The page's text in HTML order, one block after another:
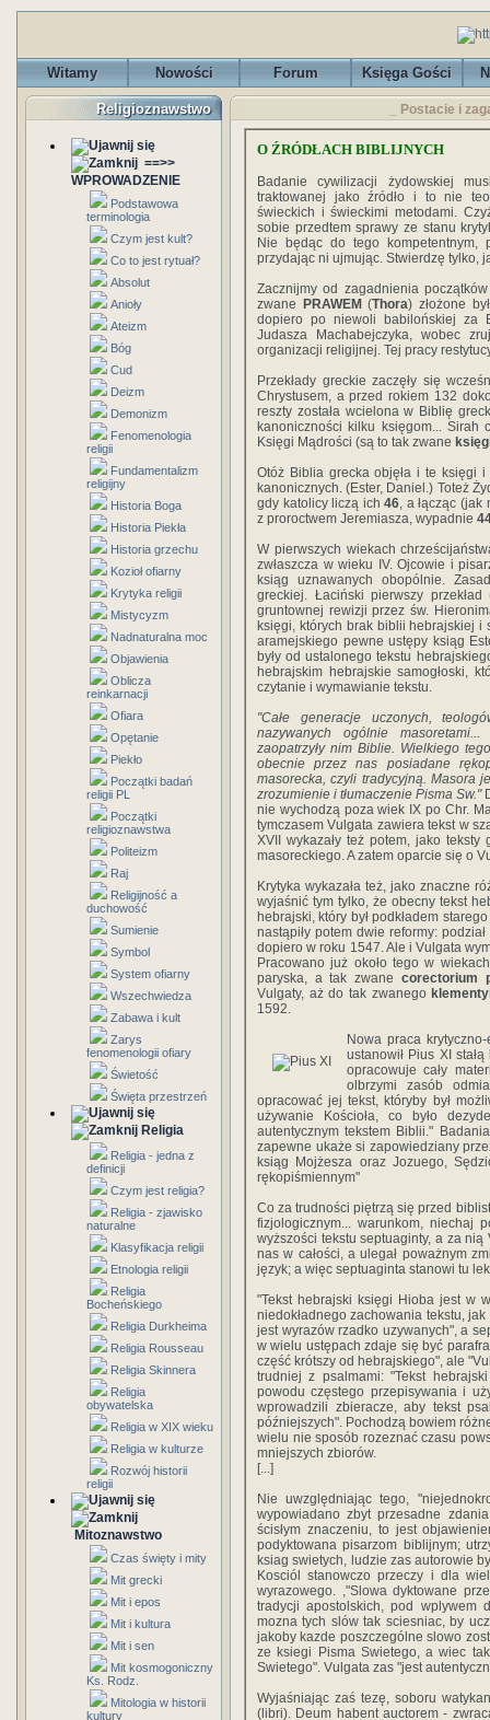
Witamy Nowości Forum Księga Gości
Religioznawstwo
==>>
WPROWADZENIE
Podstawowa
terminologia
Czym jest kult?
Co to jest rytuał?
Absolut
Anioły
Ateizm
Bóg
Cud
Deizm
Demonizm
Fenomenologia
religii
Fundamentalizm
religijny
Historia Boga
Historia Piekła
Historia grzechu
Kozioł ofiarny
Krytyka religii
Mistycyzm
Nadnaturalna moc
Objawienia
Oblicza
reinkarnacji
Ofiara
Opętanie
Piekło
Początki badań
religii PL
Początki
religioznawstwa
Politeizm
Raj
Religijność a
duchowość
Sumienie
Symbol
System ofiarny
Wszechwiedza
Zabawa i kult
Zarys
fenomenologii ofiary
Świetość
Święta przestrzeń
Religia
Religia - jedna z
definicji
Czym jest religia?
Religia - zjawisko
naturalne
Klasyfikacja religii
Etnologia religii
Religia
Bocheńskiego
Religia Durkheima
Religia Rousseau
Religia Skinnera
Religia
obywatelska
Religia w XIX wieku
Religia w kulturze
Rozwój historii
religii
Mitoznawstwo
Czas święty i mity
Mit grecki
Mit i epos
Mit i kultura
Mit i sen
Mit kosmogoniczny
Ks. Rodz.
Mitologia w historii
kultury
_ Postacie i
O ŹRÓDŁACH BIBLIJNYCH
Badanie cywilizacji żydowskiej
traktowanej jako źródło i to nie
świeckich i świeckimi metodami.
sobie przedtem sprawy ze stanu
Nie będąc do tego kompetentnym,
przydając ni ujmując. Stwierdzę tylko,
Zacznijmy od zagadnienia
zwane
PRAWEM (Thora) złożone
dopiero po niewoli babilońskiej za
Judasza Machabejczyka, wobec
organizacji religijnej. Tej pracy
Przekłady greckie zaczęły się
Chrystusem, a przed rokiem 132
reszty została wcielona w Biblię
kanoniczności kilku księgom... Sirah
Księgi Mądrości (są to tak zwane
Otóż Biblia grecka objęła i te księgi
kanonicznych. (Ester, Daniel.) Toteż
gdy katolicy liczą ich46, a łącząc
z proroctwem Jeremiasza, wypadnie
W pierwszych wiekach
zwłaszcza w wieku IV. Ojcowie i
ksiąg uznawanych obopólnie.
greckiej. Łaciński pierwszy
gruntownej rewizji przez św.
księgi, których brak biblii hebrajskiej i
aramejskiego pewne ustępy ksiąg
były od ustalonego tekstu
hebrajskim hebrajskie samogłoski,
czytanie i wymawianie tekstu.
"Całe generacje uczonych,
nazywanych ogólnie
zaopatrzyły nim Biblie. Wielkiego
obecnie przez nas posiadane
masorecka, czyli tradycyjną. Masora
zrozumienie i tłumaczenie Pisma Sw."
nie wychodzą poza wiek IX po Chr.
tymczasem Vulgata zawiera tekst w
XVII wykazały też potem, jako
masoreckiego. A zatem oparcie się o
Krytyka wykazała też, jako znaczne
wyjaśnić tym tylko, że obecny tekst
hebrajski, który był podkładem
nastąpiły potem dwie reformy:
dopiero w roku 1547. Ale i Vulgata
Pracowano już około tego w
paryska, a tak zwane corectorium
Vulgaty, aż do tak zwanego
1592.
Nowa praca
ustanowił Pius XI stałą
opracowuje cały
olbrzymi zasób
opracować jej tekst, któryby był
używanie Kościoła, co było
autentycznym tekstem Biblii."
zapewne ukaże si zapowiedziany
ksiąg Mojżesza oraz Jozuego,
rękopiśmiennym"
Co za trudności piętrzą się przed
fizjologicznym... warunkom, niechaj
wyższości tekstu septuaginty, a za
nas w całości, a ulegał poważnym
język; a więc septuaginta stanowi tu
"Tekst hebrajski księgi Hioba jest w
niedokładnego zachowania tekstu,
jest wyrazów rzadko uzywanych", a
w wielu ustępach zdaje się być
część krótszy od hebrajskiego", ale
trudniej z psalmami: "Tekst
powodu częstego przepisywania i
wprowadzili zbieracze, aby tekst
późniejszych". Pochodzą bowiem
wielu nie sposób rozeznać czasu
mniejszych zbiorów.
[...]
Nie uwzględniając tego,
wypowiadano zbyt przesadne
ścisłym znaczeniu, to jest
podyktowana pisarzom biblijnym;
ksiag swietych, ludzie zas autorowie
Kosciól stanowczo przeczy i dla
wyrazowego. ,"Slowa dyktowane
tradycji apostolskich, pod wplywem
mozna tych slów tak sciesniac, by
jakoby kazde poszczególne slowo
ze ksiegi Pisma Swietego, a wiec
Swietego". Vulgata zas "jest
Wyjaśniając zaś tezę, soboru
(libri). Deum habent auctorem -